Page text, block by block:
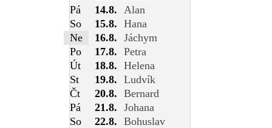
Pá
14.8.
Alan
So
15.8. Hana
Ne
16.8. Jáchym
Po
17.8. Petra
Út
18.8. Helena
St
19.8. Ludvík
Čt
20.8. Bernard
Pá
21.8. Johana
So
22.8. Bohuslav